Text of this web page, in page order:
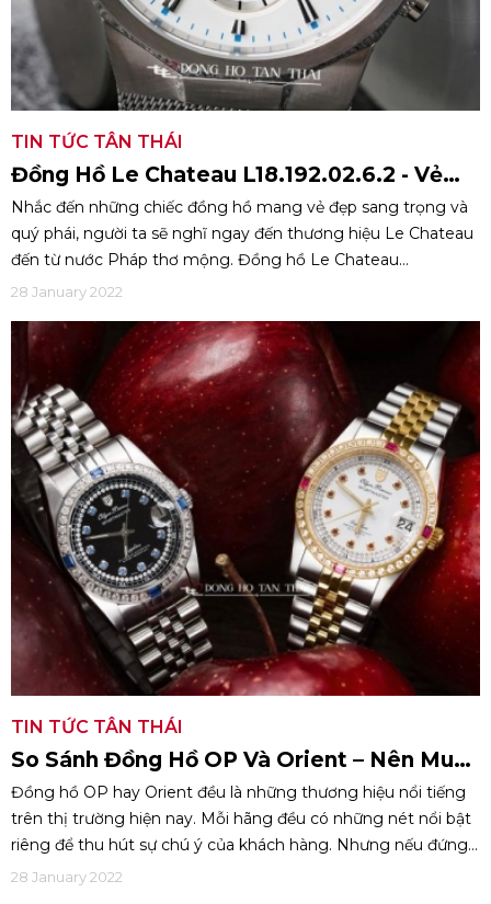
TIN TỨC TÂN THÁI
Đồng Hồ Le Chateau L18.192.02.6.2 - Vẻ
Đẹp Mạnh Mẽ Đầy Sự Thu Hút
Nhắc đến những chiếc đồng hồ mang vẻ đẹp sang trọng và
quý phái, người ta sẽ nghĩ ngay đến thương hiệu Le Chateau
đến từ nước Pháp thơ mộng. Đồng hồ Le Chateau
L18.192.02.6.2 - một trong những tên tuổi đang làm chao đảo
nhận được sự yêu thích đến vậy. Hãy cùng đồng hồ Tân Thái
tìm hiểu ngay qua bài viết sau đây nhé!
28 January 2022
TIN TỨC TÂN THÁI
So Sánh Đồng Hồ OP Và Orient – Nên Mua
Sản Phẩm Nào?
Đồng hồ OP hay Orient đều là những thương hiệu nổi tiếng
trên thị trường hiện nay. Mỗi hãng đều có những nét nổi bật
riêng để thu hút sự chú ý của khách hàng. Nhưng nếu đứng
trước hai tên tuổi lớn đấy mà chỉ được chọn một thì nên mua
28 January 2022